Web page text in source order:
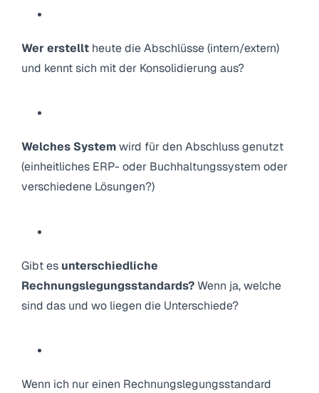
Wer erstellt heute die Abschlüsse (intern/extern)
und kennt sich mit der Konsolidierung aus?
Welches Systemwird für den Abschluss genutzt
(einheitliches ERP- oder Buchhaltungssystem oder
verschiedene Lösungen?)
Gibt es unterschiedliche
Rechnungslegungsstandards?Wenn ja, welche
sind das und wo liegen die Unterschiede?
Wenn ich nur einen Rechnungslegungsstandard